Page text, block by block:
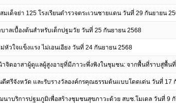
มเด็จย่า 125 โรงเรียนตำรวจตระเวนชายแดน วันที่ 29 กันยายน
าลเบื้องต้นสำหรับเด็กปฐมวัย วันที่ 25 กันยายน 2568
หัวใจแข็งแรง ไม่เอนเอียง วันที่ 24 กันยายน 2568
ำจิตอาสาผู้ดูแลผู้สูงอายุที่มีภาวะพึ่งพิงในชุมชน: จากพื้นที่ราบสู่พื้น
ดีศรีจังหวัด และรับรางวัลองค์กรคุณธรรมต้นแบบโดดเด่น วันที่ 17
าบริการปฐมภูมิเพื่อสร้างชุมชนสุขภาวะด้วย สบช.โมเดล วันที่ 9